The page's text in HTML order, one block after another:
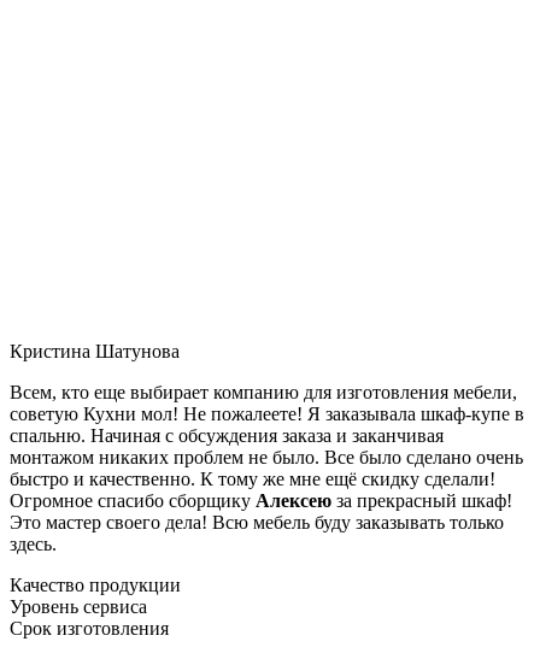
Кристина Шатунова
Всем, кто еще выбирает компанию для изготовления мебели,
советую Кухни мол! Не пожалеете! Я заказывала шкаф-купе в
спальню. Начиная с обсуждения заказа и заканчивая
монтажом никаких проблем не было. Все было сделано очень
быстро и качественно. К тому же мне ещё скидку сделали!
Огромное спасибо сборщику Алексею за прекрасный шкаф!
Это мастер своего дела! Всю мебель буду заказывать только
здесь.
Качество продукции
Уровень сервиса
Срок изготовления